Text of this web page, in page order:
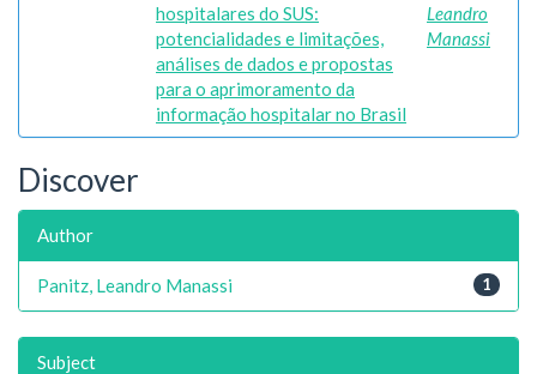
hospitalares do SUS:
potencialidades e limitações,
análises de dados e propostas
para o aprimoramento da
informação hospitalar no Brasil
Leandro
Manassi
Discover
Author
1
Panitz, Leandro Manassi
Subject